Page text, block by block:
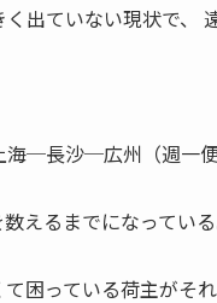
出ていない現状で、
海─長沙─広州（週一
えるまでになっている
困っている荷主がそ